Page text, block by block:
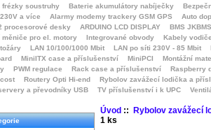
frézky soustruhy Baterie akumulátory nabíječky
a více
Alarmy modemy trackery GSM GPS
Auto
procesorové desky
ARDUINO LCD DISPLAY
BMS
pro el. motory
Integrované obvody
Kabely
LAN 10/100/1000 Mbit LAN po síti 230V - 85 Mbit
MiniITX case a příslušenství MiniPCI
Montážní
PWM regulace Rack case a příslušenství
Raspberry
Routery Opti Hi-end
Rybolov zavážecí lodička a přísl
a převodníky USB
TV příslušenství i k UPC
Úvod:: Rybolov zavážecí
1 ks